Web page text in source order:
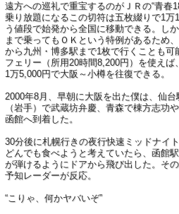
遠方への巡礼で重宝するのがＪＲの“青春
乗り放題になるこの切符は五枚綴りで1万
う値段で始発から全国に移動できる。し
まで乗ってもＯＫという特例があるため
から九州・博多駅まで1枚で行くことも
フェリー（所用20時間8,200円）を使え
1万5,000円で大阪～小樽を往復できる。
2000年8月、早朝に大阪を出た僕は、仙
（岩手）で武蔵坊弁慶、青森で棟方志功
函館へ到着した。
30分後に札幌行きの夜行快速ミッドナイ
どんでも食べようと考えていたら、函館
が弾けるようにドアから飛び出した。そ
予知レーダーが反応。
“こりゃ、何かヤバいぞ”